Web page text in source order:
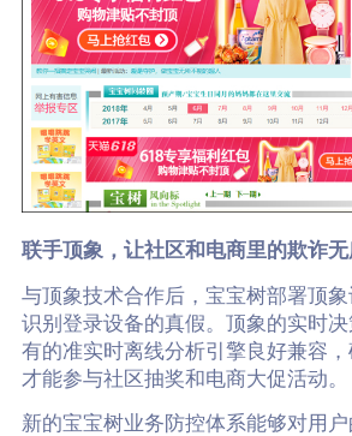
联手顶象，让社区和电商里的欺诈
与顶象技术合作后，宝宝树部署顶
识别登录设备的真假。顶象的实时
有的准实时离线分析引擎良好兼容
才能参与社区抽奖和电商大促活动。
新的宝宝树业务防控体系能够对用